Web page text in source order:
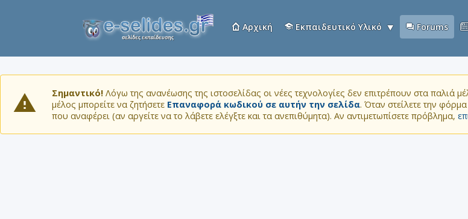
Αρχική Εκπαιδευτικό Υλικό Forums
Σημαντικό! Λόγω της ανανέωσης της ιστοσελίδας οι νέες τεχνολογίες δεν επιτρέπουν στα παλιά
μέλος μπορείτε να ζητήσετε Επαναφορά κωδικού σε αυτήν την σελίδα. Όταν στείλετε την
που αναφέρει (αν αργείτε να το λάβετε ελέγξτε και τα ανεπιθύμητα). Αν αντιμετωπίσετε πρόβλημα,